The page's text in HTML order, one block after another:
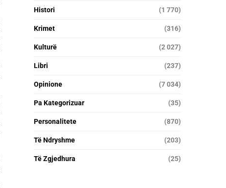
Histori (1 770)
Krimet (316)
Kulturë (2 027)
Libri (237)
Opinione (7 034)
Pa Kategorizuar (35)
Personalitete (870)
Të Ndryshme (203)
Të Zgjedhura (25)